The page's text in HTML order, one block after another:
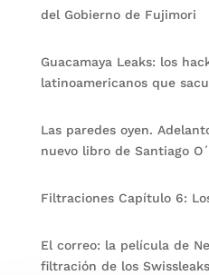
del Gobierno de Fujimori
Guacamaya Leaks: los
latinoamericanos que
Las paredes oyen.
nuevo libro de Santiago
Filtraciones Capítulo 6:
El correo: la película de
filtración de los Swissleaks